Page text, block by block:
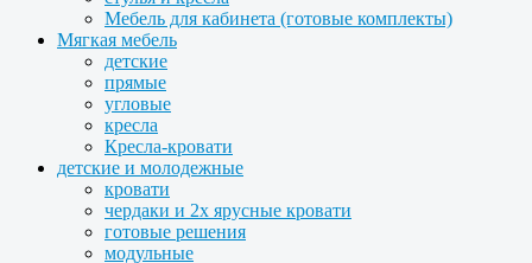
Мебель для кабинета (готовые комплекты)
Мягкая мебель
детские
прямые
угловые
кресла
Кресла-кровати
детские и молодежные
кровати
чердаки и 2х ярусные кровати
готовые решения
модульные